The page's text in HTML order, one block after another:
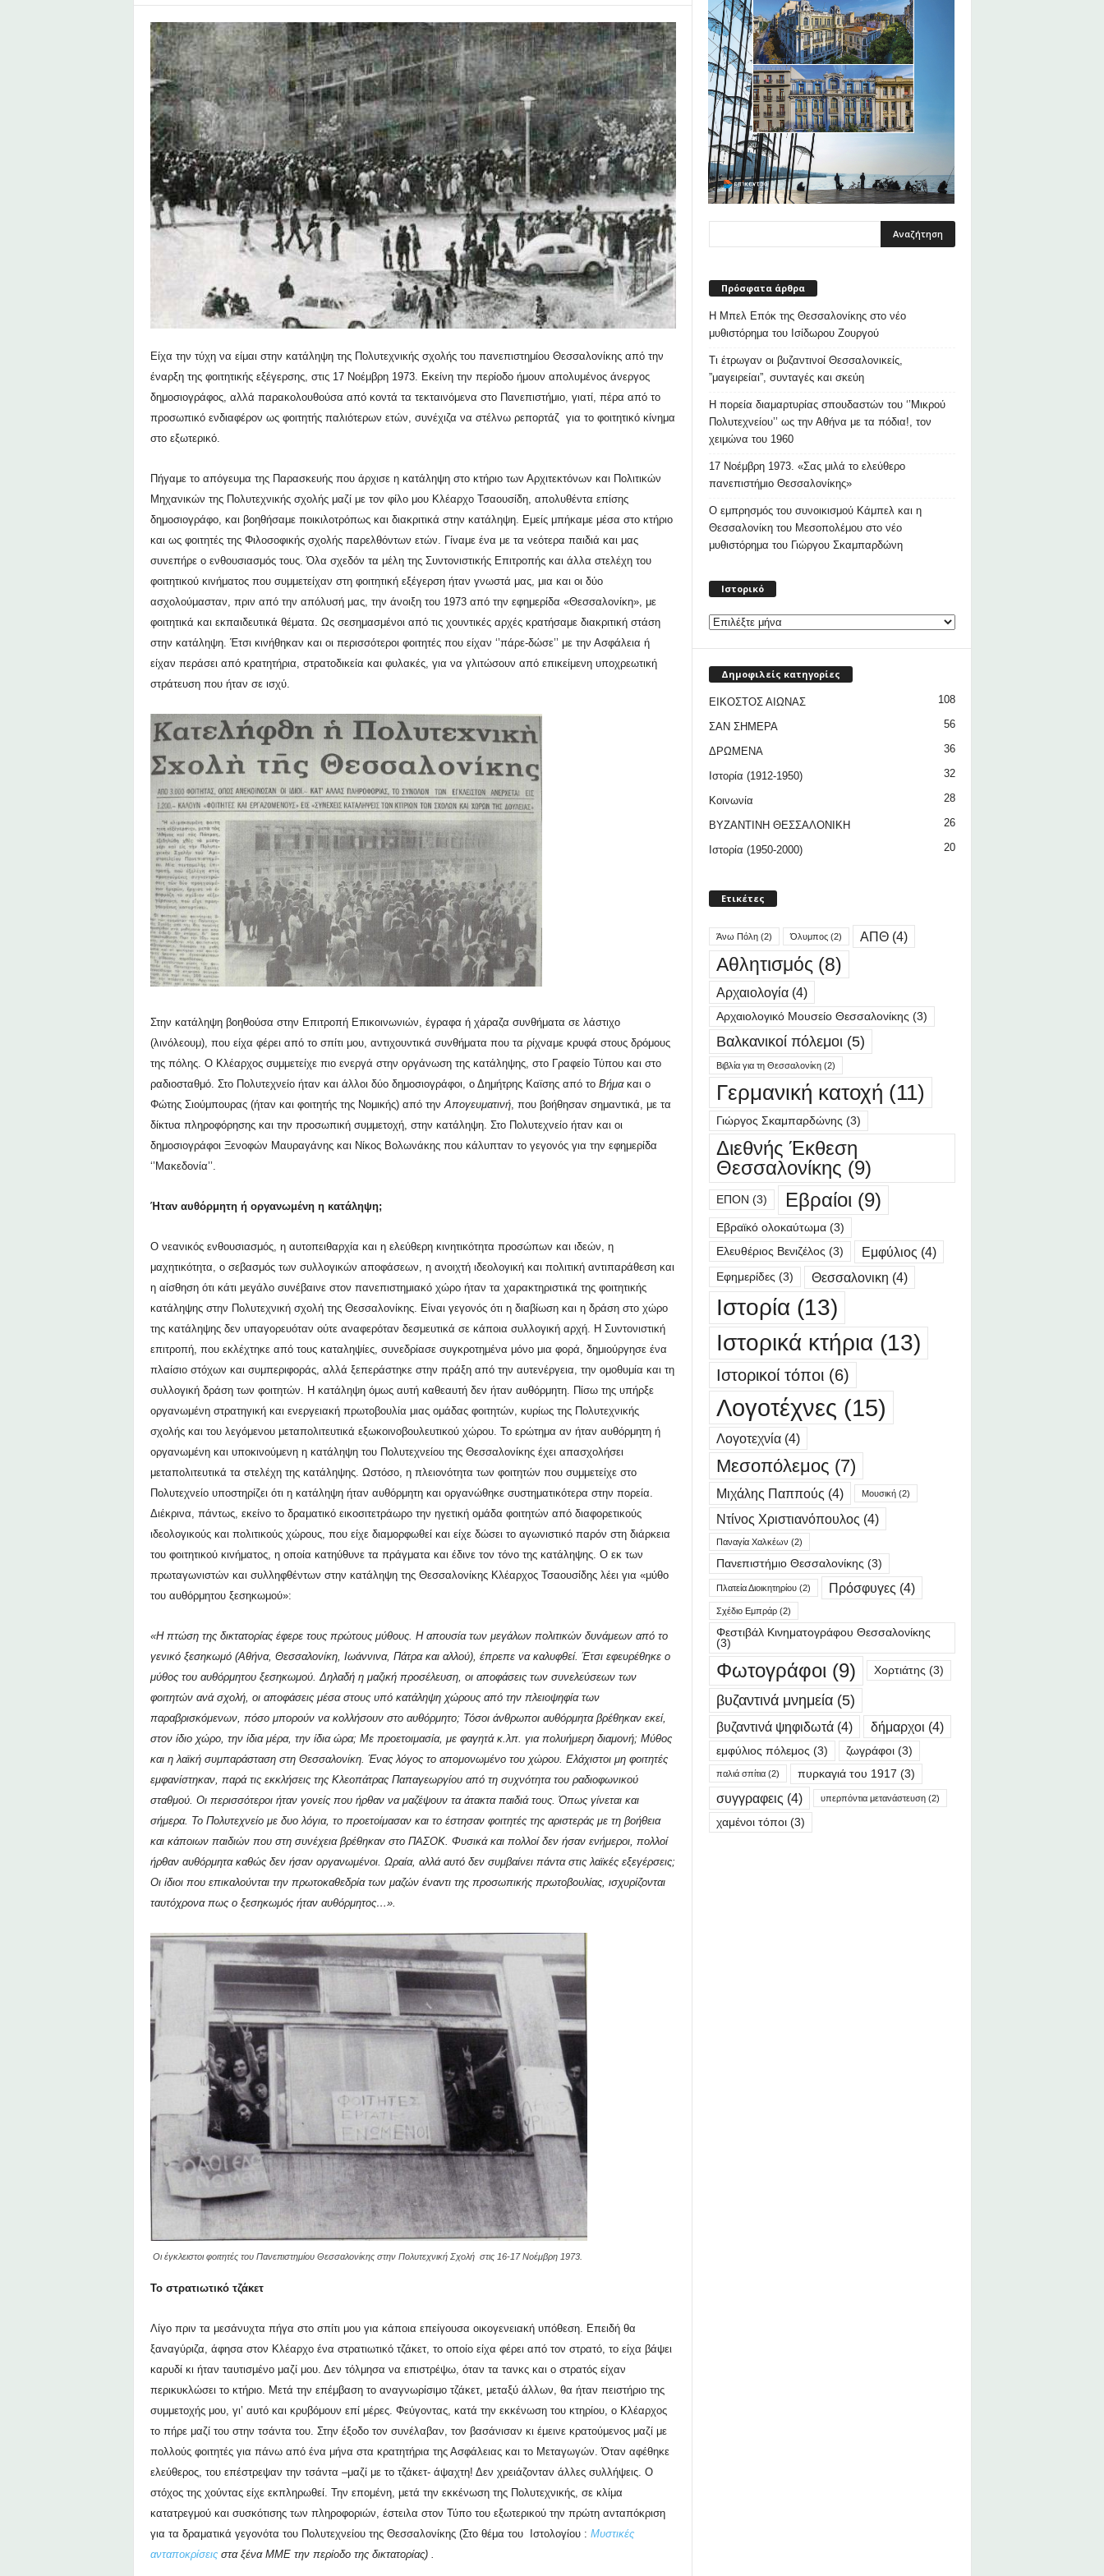
υ
Είχα την τύχη να είμαι στην κατάληψη της Πολυτεχνικής σχολής του πανεπιστημίου Θεσσαλονίκης από την
έναρξη της φοιτητικής εξέγερσης, στις 17 Νοέμβρη 1973. Εκείνη την περίοδο ήμουν απολυμένος άνεργος
δημοσιογράφος, αλλά παρακολουθούσα από κοντά τα τεκταινόμενα στο Πανεπιστήμιο, γιατί, πέρα από το
προσωπικό ενδιαφέρον ως φοιτητής παλιότερων ετών, συνέχιζα να στέλνω ρεπορτάζ για το φοιτητικό κίνημα
στο εξωτερικό.
Πήγαμε το απόγευμα της Παρασκευής που άρχισε η κατάληψη στο κτήριο των Αρχιτεκτόνων και Πολιτικών
Μηχανικών της Πολυτεχνικής σχολής μαζί με τον φίλο μου Κλέαρχο Τσαουσίδη, απολυθέντα επίσης
δημοσιογράφο, και βοηθήσαμε ποικιλοτρόπως και διακριτικά στην κατάληψη. Εμείς μπήκαμε μέσα στο κτήριο
και ως φοιτητές της Φιλοσοφικής σχολής παρελθόντων ετών. Γίναμε ένα με τα νεότερα παιδιά και μας
συνεπήρε ο ενθουσιασμός τους. Όλα σχεδόν τα μέλη της Συντονιστικής Επιτροπής και άλλα στελέχη του
φοιτητικού κινήματος που συμμετείχαν στη φοιτητική εξέγερση ήταν γνωστά μας, μια και οι δύο
ασχολούμασταν, πριν από την απόλυσή μας, την άνοιξη του 1973 από την εφημερίδα «Θεσσαλονίκη», με
φοιτητικά και εκπαιδευτικά θέματα. Ως σεσημασμένοι από τις χουντικές αρχές κρατήσαμε διακριτική στάση
στην κατάληψη. Έτσι κινήθηκαν και οι περισσότεροι φοιτητές που είχαν ‘’πάρε-δώσε’’ με την Ασφάλεια ή
είχαν περάσει από κρατητήρια, στρατοδικεία και φυλακές, για να γλιτώσουν από επικείμενη υποχρεωτική
στράτευση που ήταν σε ισχύ.
Στην κατάληψη βοηθούσα στην Επιτροπή Επικοινωνιών, έγραφα ή χάραζα συνθήματα σε λάστιχο
(λινόλεουμ), που είχα φέρει από το σπίτι μου, αντιχουντικά συνθήματα που τα ρίχναμε κρυφά στους δρόμους
της πόλης. Ο Κλέαρχος συμμετείχε πιο ενεργά στην οργάνωση της κατάληψης, στο Γραφείο Τύπου και στο
ραδιοσταθμό. Στο Πολυτεχνείο ήταν και άλλοι δύο δημοσιογράφοι, ο Δημήτρης Καϊσης από το Βήμακαι ο
Φώτης Σιούμπουρας (ήταν και φοιτητής της Νομικής) από την Απογευματινή, που βοήθησαν σημαντικά, με τα
δίκτυα πληροφόρησης και την προσωπική συμμετοχή, στην κατάληψη. Στο Πολυτεχνείο ήταν και οι
δημοσιογράφοι Ξενοφών Μαυραγάνης και Νίκος Βολωνάκης που κάλυπταν το γεγονός για την εφημερίδα
‘’Μακεδονία’’.
Ήταν αυθόρμητη ή οργανωμένη η κατάληψη;
Ο νεανικός ενθουσιασμός, η αυτοπειθαρχία και η ελεύθερη κινητικότητα προσώπων και ιδεών, η
μαχητικότητα, ο σεβασμός των συλλογικών αποφάσεων, η ανοιχτή ιδεολογική και πολιτική αντιπαράθεση και
η αίσθηση ότι κάτι μεγάλο συνέβαινε στον πανεπιστημιακό χώρο ήταν τα χαρακτηριστικά της φοιτητικής
κατάληψης στην Πολυτεχνική σχολή της Θεσσαλονίκης. Είναι γεγονός ότι η διαβίωση και η δράση στο χώρο
της κατάληψης δεν υπαγορευόταν ούτε αναφερόταν δεσμευτικά σε κάποια συλλογική αρχή. Η Συντονιστική
επιτροπή, που εκλέχτηκε από τους καταληψίες, συνεδρίασε συγκροτημένα μόνο μια φορά, δημιούργησε ένα
πλαίσιο στόχων και συμπεριφοράς, αλλά ξεπεράστηκε στην πράξη από την αυτενέργεια, την ομοθυμία και τη
συλλογική δράση των φοιτητών. Η κατάληψη όμως αυτή καθεαυτή δεν ήταν αυθόρμητη. Πίσω της υπήρξε
οργανωμένη στρατηγική και ενεργειακή πρωτοβουλία μιας ομάδας φοιτητών, κυρίως της Πολυτεχνικής
σχολής και του λεγόμενου μεταπολιτευτικά εξωκοινοβουλευτικού χώρου. Το ερώτημα αν ήταν αυθόρμητη ή
οργανωμένη και υποκινούμενη η κατάληψη του Πολυτεχνείου της Θεσσαλονίκης έχει απασχολήσει
μεταπολιτευτικά τα στελέχη της κατάληψης. Ωστόσο, η πλειονότητα των φοιτητών που συμμετείχε στο
Πολυτεχνείο υποστηρίζει ότι η κατάληψη ήταν αυθόρμητη και οργανώθηκε συστηματικότερα στην πορεία.
Διέκρινα, πάντως, εκείνο το δραματικό εικοσιτετράωρο την ηγετική ομάδα φοιτητών από διαφορετικούς
ιδεολογικούς και πολιτικούς χώρους, που είχε διαμορφωθεί και είχε δώσει το αγωνιστικό παρόν στη διάρκεια
του φοιτητικού κινήματος, η οποία κατηύθυνε τα πράγματα και έδινε τον τόνο της κατάληψης. Ο εκ των
πρωταγωνιστών και συλληφθέντων στην κατάληψη της Θεσσαλονίκης Κλέαρχος Τσαουσίδης λέει για «μύθο
του αυθόρμητου ξεσηκωμού»:
«Η πτώση της δικτατορίας έφερε τους πρώτους μύθους. Η απουσία των μεγάλων πολιτικών δυνάμεων από το
γενικό ξεσηκωμό (Αθήνα, Θεσσαλονίκη, Ιωάννινα, Πάτρα και αλλού), έπρεπε να καλυφθεί. Έτσι εφευρέθηκε ο
μύθος του αυθόρμητου ξεσηκωμού. Δηλαδή η μαζική προσέλευση, οι αποφάσεις των συνελεύσεων των
φοιτητών ανά σχολή, οι αποφάσεις μέσα στους υπό κατάληψη χώρους από την πλειοψηφία των
παραβρισκόμενων, πόσο μπορούν να κολλήσουν στο αυθόρμητο; Τόσοι άνθρωποι αυθόρμητα βρέθηκαν εκεί,
στον ίδιο χώρο, την ίδια μέρα, την ίδια ώρα; Με προετοιμασία, με φαγητά κ.λπ. για πολυήμερη διαμονή; Μύθος
και η λαϊκή συμπαράσταση στη Θεσσαλονίκη. Ένας λόγος το απομονωμένο του χώρου. Ελάχιστοι μη φοιτητές
εμφανίστηκαν, παρά τις εκκλήσεις της Κλεοπάτρας Παπαγεωργίου από τη συχνότητα του ραδιοφωνικού
σταθμού. Οι περισσότεροι ήταν γονείς που ήρθαν να μαζέψουν τα άτακτα παιδιά τους. Όπως γίνεται και
σήμερα. Το Πολυτεχνείο με δυο λόγια, το προετοίμασαν και το έστησαν φοιτητές της αριστεράς με τη βοήθεια
και κάποιων παιδιών που στη συνέχεια βρέθηκαν στο ΠΑΣΟΚ. Φυσικά και πολλοί δεν ήσαν ενήμεροι, πολλοί
ήρθαν αυθόρμητα καθώς δεν ήσαν οργανωμένοι. Ωραία, αλλά αυτό δεν συμβαίνει πάντα στις λαϊκές εξεγέρσεις;
Οι ίδιοι που επικαλούνται την πρωτοκαθεδρία των μαζών έναντι της προσωπικής πρωτοβουλίας, ισχυρίζονται
ταυτόχρονα πως ο ξεσηκωμός ήταν αυθόρμητος…».
Οι έγκλειστοι φοιτητές του Πανεπιστημίου Θεσσαλονίκης στην Πολυτεχνική Σχολή στις 16-17 Νοέμβρη 1973.
Το στρατιωτικό τζάκετ
Λίγο πριν τα μεσάνυχτα πήγα στο σπίτι μου για κάποια επείγουσα οικογενειακή υπόθεση. Επειδή θα
ξαναγύριζα, άφησα στον Κλέαρχο ένα στρατιωτικό τζάκετ, το οποίο είχα φέρει από τον στρατό, το είχα βάψει
καρυδί κι ήταν ταυτισμένο μαζί μου. Δεν τόλμησα να επιστρέψω, όταν τα τανκς και ο στρατός είχαν
περικυκλώσει το κτήριο. Μετά την επέμβαση το αναγνωρίσιμο τζάκετ, μεταξύ άλλων, θα ήταν πειστήριο της
συμμετοχής μου, γι’ αυτό και κρυβόμουν επί μέρες. Φεύγοντας, κατά την εκκένωση του κτηρίου, ο Κλέαρχος
το πήρε μαζί του στην τσάντα του. Στην έξοδο τον συνέλαβαν, τον βασάνισαν κι έμεινε κρατούμενος μαζί με
πολλούς φοιτητές για πάνω από ένα μήνα στα κρατητήρια της Ασφάλειας και το Μεταγωγών. Όταν αφέθηκε
ελεύθερος, του επέστρεψαν την τσάντα –μαζί με το τζάκετ- άψαχτη! Δεν χρειάζονταν άλλες συλλήψεις. Ο
στόχος της χούντας είχε εκπληρωθεί. Την επομένη, μετά την εκκένωση της Πολυτεχνικής, σε κλίμα
κατατρεγμού και συσκότισης των πληροφοριών, έστειλα στον Τύπο του εξωτερικού την πρώτη ανταπόκριση
για τα δραματικά γεγονότα του Πολυτεχνείου της Θεσσαλονίκης (Στο θέμα του Ιστολογίου : Μυστικές
ανταποκρίσειςστα ξένα ΜΜΕ την περίοδο της δικτατορίας) .
Πρόσφατα άρθρα
Η Μπελ Επόκ της Θεσσαλονίκης στο νέο
μυθιστόρημα του Ισίδωρου Ζουργού
Τι έτρωγαν οι βυζαντινοί Θεσσαλονικείς,
”μαγειρείαι”, συνταγές και σκεύη
Η πορεία διαμαρτυρίας σπουδαστών του ‘’Μικρού
Πολυτεχνείου’’ ως την Αθήνα με τα πόδια!, τον
χειμώνα του 1960
17 Νοέμβρη 1973. «Σας μιλά το ελεύθερο
πανεπιστήμιο Θεσσαλονίκης»
Ο εμπρησμός του συνοικισμού Κάμπελ και η
Θεσσαλονίκη του Μεσοπολέμου στο νέο
μυθιστόρημα του Γιώργου Σκαμπαρδώνη
Ιστορικό
Δημοφιλείς κατηγορίες
ΕΙΚΟΣΤΟΣ ΑΙΩΝΑΣ 108
ΣΑΝ ΣΗΜΕΡΑ 56
ΔΡΩΜΕΝΑ 36
Ιστορία (1912-1950) 32
Κοινωνία 28
ΒΥΖΑΝΤΙΝΗ ΘΕΣΣΑΛΟΝΙΚΗ 26
Ιστορία (1950-2000) 20
Ετικέτες
Άνω Πόλη(2) Όλυμπος(2) ΑΠΘ(4)
Αθλητισμός (8)
Αρχαιολογία(4)
Αρχαιολογικό Μουσείο Θεσσαλονίκης (3)
Βαλκανικοί πόλεμοι (5)
Βιβλία για τη Θεσσαλονίκη(2)
Γερμανική κατοχή (11)
Γιώργος Σκαμπαρδώνης (3)
Διεθνής Έκθεση
Θεσσαλονίκης (9)
ΕΠΟΝ (3) Εβραίοι (9)
Εβραϊκό ολοκαύτωμα(3)
Ελευθέριος Βενιζέλος (3) Εμφύλιος (4)
Εφημερίδες (3) Θεσσαλονικη (4)
Ιστορία(13)
Ιστορικά κτήρια(13)
Ιστορικοί τόποι(6)
Λογοτέχνες (15)
Λογοτεχνία(4)
Μεσοπόλεμος (7)
Μιχάλης Παππούς (4) Μουσική(2)
Ντίνος Χριστιανόπουλος (4)
Παναγία Χαλκέων (2)
Πανεπιστήμιο Θεσσαλονίκης (3)
Πλατεία Διοικητηρίου(2) Πρόσφυγες (4)
Σχέδιο Εμπράρ(2)
Φεστιβάλ Κινηματογράφου Θεσσαλονίκης
(3)
Φωτογράφοι (9) Χορτιάτης (3)
βυζαντινά μνημεία(5)
βυζαντινά ψηφιδωτά(4) δήμαρχοι (4)
εμφύλιος πόλεμος (3) ζωγράφοι(3)
παλιά σπίτια(2) πυρκαγιά του 1917 (3)
συγγραφεις (4) υπερπόντια μετανάστευση(2)
χαμένοι τόποι(3)